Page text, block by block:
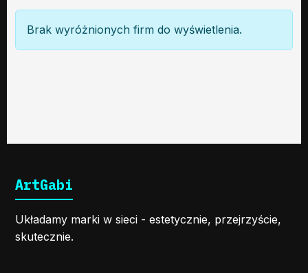
Brak wyróżnionych firm do wyświetlenia.
ArtGabi
Układamy marki w sieci - estetycznie, przejrzyście,
skutecznie.